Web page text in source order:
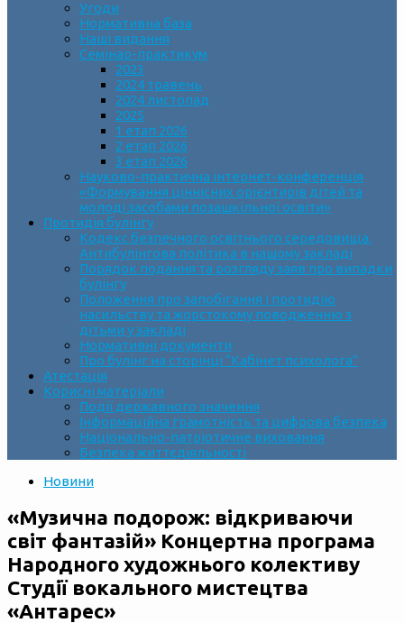
Угоди
Нормативна база
Наші видання
Семінар-практикум
2023
2024 травень
2024 листопад
2025
1 етап 2026
2 етап 2026
3 етап 2026
Науково-практична інтернет-конференція
«Формування ціннісних орієнтирів дітей та
молоді засобами позашкільної освіти»
Протидія булінгу
Кодекс безпечного освітнього середовища.
Антибулінгова політика в нашому закладі
Порядок подання та розгляду заяв про випадки
булінгу
Положення про запобігання і протидію
насильству та жорстокому поводженню з
дітьми у закладі
Нормативні документи
Про булінг на сторінці “Кабінет психолога”
Атестація
Корисні матеріали
Події державного значення
Інформаційна грамотність та цифрова безпека
Національно-патріотичне виховання
Безпека життєдіяльності
Новини
«Музична подорож: відкриваючи
світ фантазій» Концертна програма
Народного художнього колективу
Студії вокального мистецтва
«Антарес»